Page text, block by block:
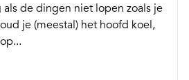
als de dingen niet lopen zoals je
je (meestal) het hoofd koel,